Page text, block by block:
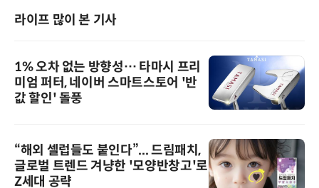
라이프 많이 본 기사
1% 오차 없는 방향성… 타마시 프리
미엄 퍼터, 네이버 스마트스토어 '반
값 할인' 돌풍
“해외 셀럽들도 붙인다”... 드림패치,
글로벌 트렌드 겨냥한 '모양반창고'로
Z세대 공략